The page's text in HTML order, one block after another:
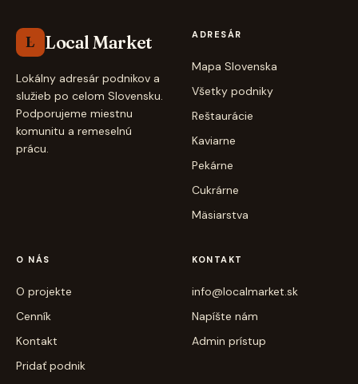
L Local Market
Lokálny adresár podnikov a
služieb po celom Slovensku.
Podporujeme miestnu
komunitu a remeselnú
prácu.
ADRESÁR
Mapa Slovenska
Všetky podniky
Reštaurácie
Kaviarne
Pekárne
Cukrárne
Mäsiarstva
O NÁS
O projekte
Cenník
Kontakt
Pridať podnik
KONTAKT
info@localmarket.sk
Napíšte nám
Admin prístup